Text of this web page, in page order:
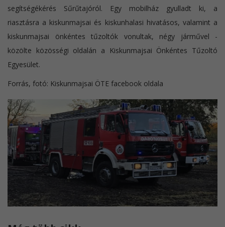
segítségékérés Sűrűtajóról. Egy mobilház gyulladt ki, a
riasztásra a kiskunmajsai és kiskunhalasi hivatásos, valamint a
kiskunmajsai önkéntes tűzoltók vonultak, négy járművel -
közölte közösségi oldalán a Kiskunmajsai Önkéntes Tűzoltó
Egyesület.
Forrás, fotó: Kiskunmajsai ÖTE facebook oldala